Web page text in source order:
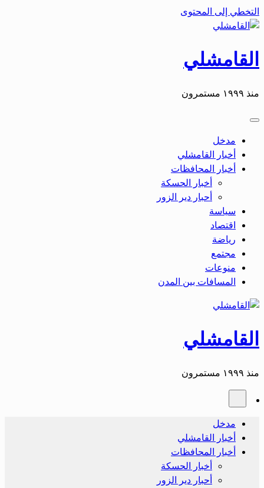
التخطي إلى المحتوى
القامشلي
منذ ١٩٩٩ مستمرون
مدخل
أخبار القامشلي
أخبار المحافظات
أخبار الحسكة
أحبار دير الزور
سياسة
اقتصاد
رياضة
مجتمع
منوعات
المسافات بين المدن
القامشلي
منذ ١٩٩٩ مستمرون
مدخل
أخبار القامشلي
أخبار المحافظات
أخبار الحسكة
أحبار دير الزور